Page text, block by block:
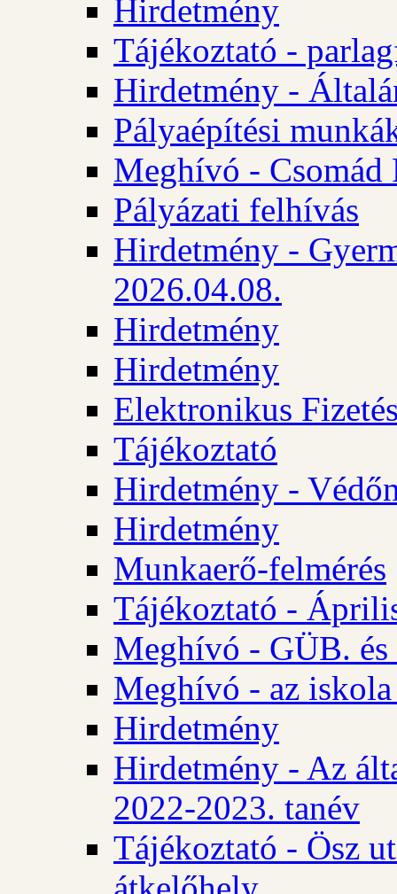
Hirdetmény
Tájékoztató -
Hirdetmény -
Pályaépítési
Meghívó - Csomád
Pályázati felhívás
Hirdetmény -
2026.04.08.
Hirdetmény
Hirdetmény
Elektronikus
Tájékoztató
Hirdetmény -
Hirdetmény
Munkaerő-felmérés
Tájékoztató -
Meghívó - GÜB.
Meghívó - az iskola
Hirdetmény
Hirdetmény - Az
2022-2023. tanév
Tájékoztató - Ösz